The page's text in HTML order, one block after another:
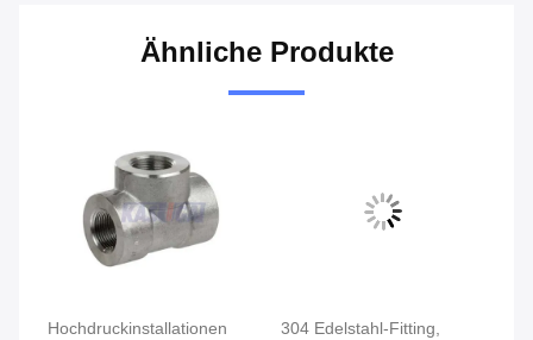
Ähnliche Produkte
Hochdruckinstallationen
304 Edelstahl-Fitting,